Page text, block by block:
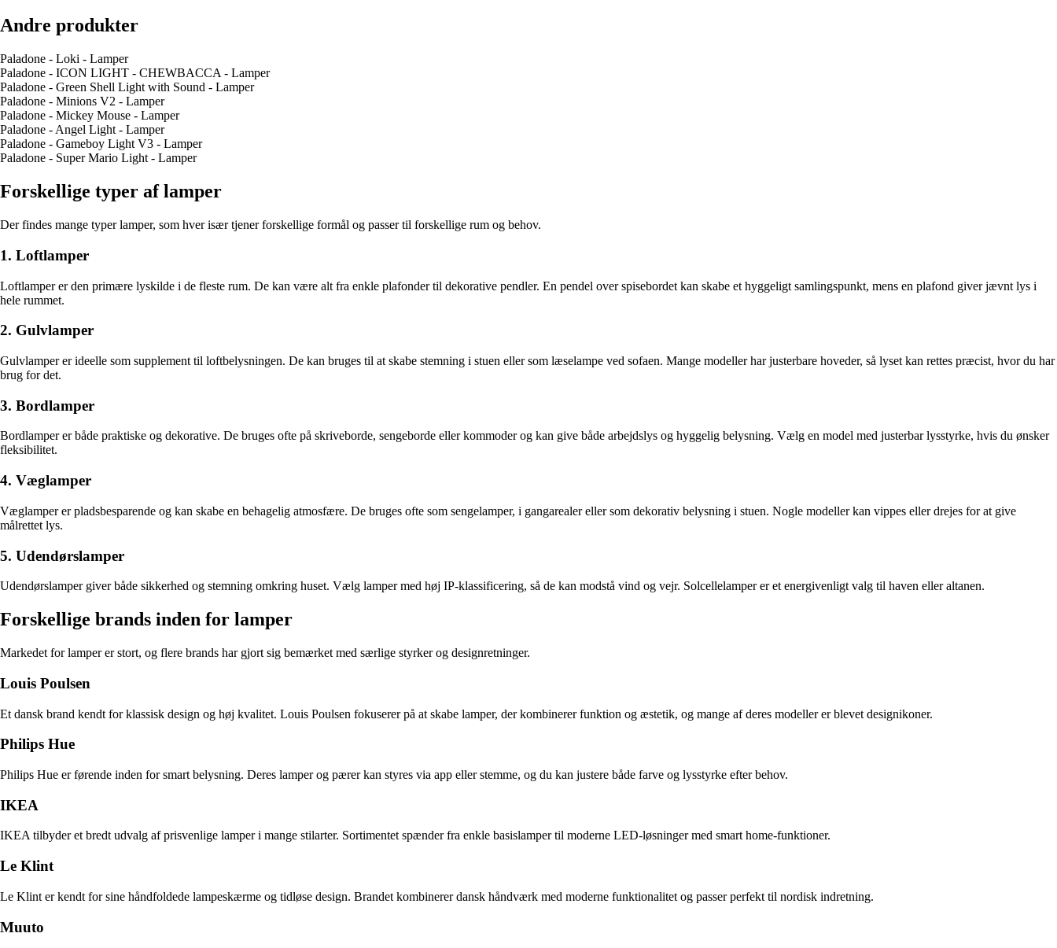
Andre produkter
Paladone - Loki - Lamper
Paladone - ICON LIGHT - CHEWBACCA - Lamper
Paladone - Green Shell Light with Sound - Lamper
Paladone - Minions V2 - Lamper
Paladone - Mickey Mouse - Lamper
Paladone - Angel Light - Lamper
Paladone - Gameboy Light V3 - Lamper
Paladone - Super Mario Light - Lamper
Forskellige typer af lamper
Der findes mange typer lamper, som hver især tjener forskellige formål og passer til forskellige rum og behov.
1. Loftlamper
Loftlamper er den primære lyskilde i de fleste rum. De kan være alt fra enkle plafonder til dekorative pendler. En pendel over spisebordet kan skabe et hyggeligt samlingspunkt, mens en plafond giver jævnt lys i
hele rummet.
2. Gulvlamper
Gulvlamper er ideelle som supplement til loftbelysningen. De kan bruges til at skabe stemning i stuen eller som læselampe ved sofaen. Mange modeller har justerbare hoveder, så lyset kan rettes præcist, hvor du har
brug for det.
3. Bordlamper
Bordlamper er både praktiske og dekorative. De bruges ofte på skriveborde, sengeborde eller kommoder og kan give både arbejdslys og hyggelig belysning. Vælg en model med justerbar lysstyrke, hvis du ønsker
fleksibilitet.
4. Væglamper
Væglamper er pladsbesparende og kan skabe en behagelig atmosfære. De bruges ofte som sengelamper, i gangarealer eller som dekorativ belysning i stuen. Nogle modeller kan vippes eller drejes for at give
målrettet lys.
5. Udendørslamper
Udendørslamper giver både sikkerhed og stemning omkring huset. Vælg lamper med høj IP-klassificering, så de kan modstå vind og vejr. Solcellelamper er et energivenligt valg til haven eller altanen.
Forskellige brands inden for lamper
Markedet for lamper er stort, og flere brands har gjort sig bemærket med særlige styrker og designretninger.
Louis Poulsen
Et dansk brand kendt for klassisk design og høj kvalitet. Louis Poulsen fokuserer på at skabe lamper, der kombinerer funktion og æstetik, og mange af deres modeller er blevet designikoner.
Philips Hue
Philips Hue er førende inden for smart belysning. Deres lamper og pærer kan styres via app eller stemme, og du kan justere både farve og lysstyrke efter behov.
IKEA
IKEA tilbyder et bredt udvalg af prisvenlige lamper i mange stilarter. Sortimentet spænder fra enkle basislamper til moderne LED-løsninger med smart home-funktioner.
Le Klint
Le Klint er kendt for sine håndfoldede lampeskærme og tidløse design. Brandet kombinerer dansk håndværk med moderne funktionalitet og passer perfekt til nordisk indretning.
Muuto